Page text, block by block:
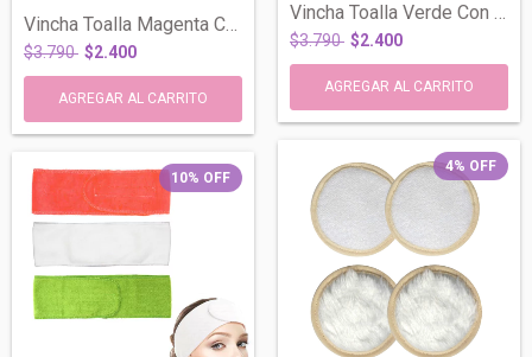
Vincha Toalla Magenta Con Abrojo 7cm Mak...
$3.790 $2.400
Vincha Toalla Verde Con Abrojo 8cm Make...
$3.790 $2.400
10% OFF
4% OFF